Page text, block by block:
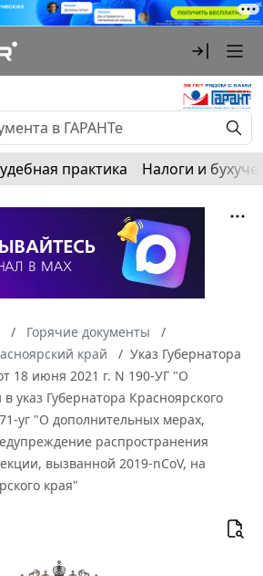
практика Налоги и
Горячие документы
край
Указ Губернатора
18 июня 2021 г. N 190-УГ "О
указ Губернатора Красноярского
уг "О дополнительных мерах,
распространения
вызванной 2019-nCoV, на
края"